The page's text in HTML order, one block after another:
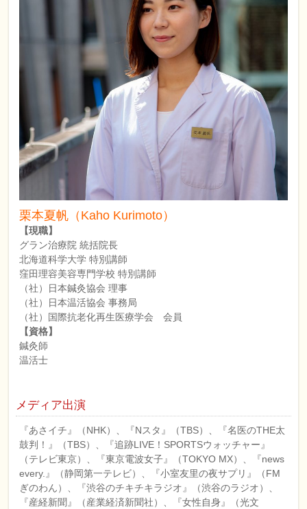
栗本夏帆（Kaho Kurimoto）
【現職】
グラン治療院 統括院長
北海道科学大学 特別講師
窪田理容美容専門学校 特別講師
（社）日本鍼灸協会 理事
（社）日本温活協会 事務局
（社）国際抗老化再生医療学会 会員
【資格】
鍼灸師
温活士
メディア出演
『あさイチ』（NHK）、『Nスタ』（TBS）、『名医のTHE太
鼓判！』（TBS）、『追跡LIVE！SPORTSウォッチャー』
（テレビ東京）、『東京電波女子』（TOKYO MX）、『news
every.』（静岡第一テレビ）、『小室友里の夜サプリ』（FM
ぎのわん）、『渋谷のチキチキラジオ』（渋谷のラジオ）、
『産経新聞』（産業経済新聞社）、『女性自身』（光文